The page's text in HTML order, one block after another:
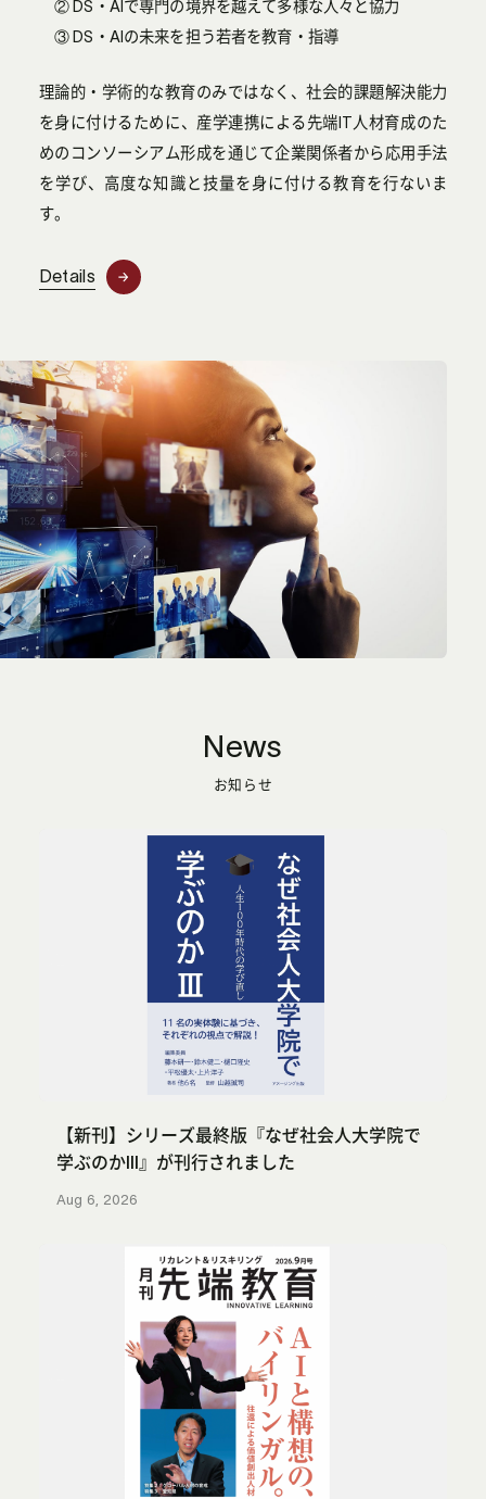
② DS・AIで専門の境界を越えて多様な人々と協力
③ DS・AIの未来を担う若者を教育・指導
理論的・学術的な教育のみではなく、社会的課題解決能力
を身に付けるために、産学連携による先端IT人材育成のた
めのコンソーシアム形成を通じて企業関係者から応用手法
を学び、高度な知識と技量を身に付ける教育を行ないま
す。
Details
News
お知らせ
【新刊】シリーズ最終版『なぜ社会人大学院で
学ぶのかIII』が刊行されました
Aug 6, 2026